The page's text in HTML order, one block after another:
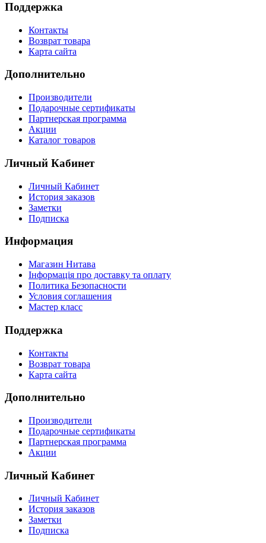
Поддержка
Контакты
Возврат товара
Карта сайта
Дополнительно
Производители
Подарочные сертификаты
Партнерская программа
Акции
Каталог товаров
Личный Кабинет
Личный Кабинет
История заказов
Заметки
Подписка
Информация
Магазин Нитава
Інформація про доставку та оплату
Политика Безопасности
Условия соглашения
Мастер класс
Поддержка
Контакты
Возврат товара
Карта сайта
Дополнительно
Производители
Подарочные сертификаты
Партнерская программа
Акции
Личный Кабинет
Личный Кабинет
История заказов
Заметки
Подписка